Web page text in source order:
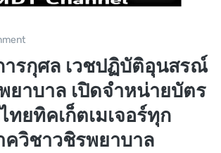
ารกุศล เวชปฏิบัติอุนสรณ์
ยาบาล เปิดจำหน่ายบัตร
ยทิคเก็ตเมเจอร์ทุก
ควิชาวชิรพยาบาล